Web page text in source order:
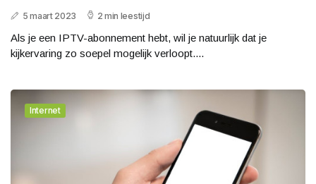
5 maart 2023 2 min leestijd
Als je een IPTV-abonnement hebt, wil je natuurlijk dat je
kijkervaring zo soepel mogelijk verloopt....
Internet